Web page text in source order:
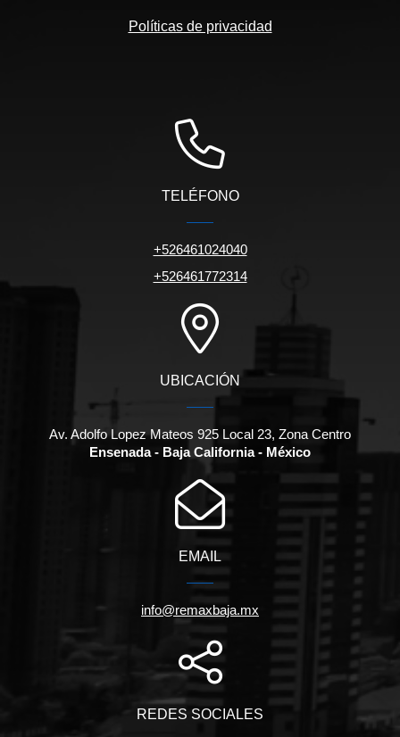
Políticas de privacidad
TELÉFONO
+526461024040
+526461772314
UBICACIÓN
Av. Adolfo Lopez Mateos 925 Local 23, Zona Centro
Ensenada - Baja California - México
EMAIL
info@remaxbaja.mx
REDES SOCIALES